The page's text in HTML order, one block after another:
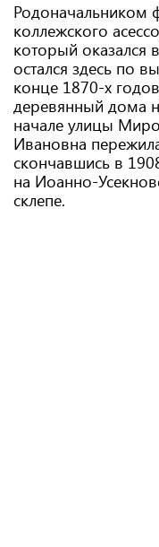
Родоначальником
коллежского
который оказался
остался здесь по
конце 1870-х
деревянный дома
начале улицы
Ивановна
скончавшись в
на Иоанно-
склепе.